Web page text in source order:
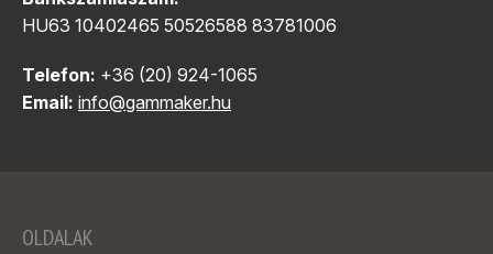
HU63 10402465 50526588 83781006
Telefon: +36 (20) 924-1065
Email: info@gammaker.hu
OLDALAK